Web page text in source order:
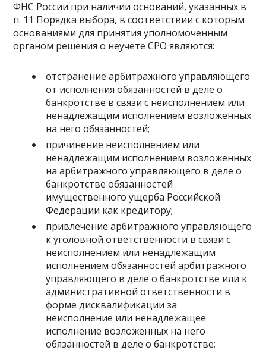
ФНС России при наличии оснований, указанных в
п. 11 Порядка выбора, в соответствии с которым
основаниями для принятия уполномоченным
органом решения о неучете СРО являются:
отстранение арбитражного управляющего
от исполнения обязанностей в деле о
банкротстве в связи с неисполнением или
ненадлежащим исполнением возложенных
на него обязанностей;
причинение неисполнением или
ненадлежащим исполнением возложенных
на арбитражного управляющего в деле о
банкротстве обязанностей
имущественного ущерба Российской
Федерации как кредитору;
привлечение арбитражного управляющего
к уголовной ответственности в связи с
неисполнением или ненадлежащим
исполнением обязанностей арбитражного
управляющего в деле о банкротстве или к
административной ответственности в
форме дисквалификации за
неисполнение или ненадлежащее
исполнение возложенных на него
обязанностей в деле о банкротстве;